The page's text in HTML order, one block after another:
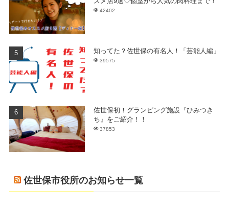
42402
知ってた？佐世保の有名人！「芸能人編」
39575
佐世保初！グランピング施設『ひみつき
ち』をご紹介！！
37853
佐世保市役所のお知らせ一覧